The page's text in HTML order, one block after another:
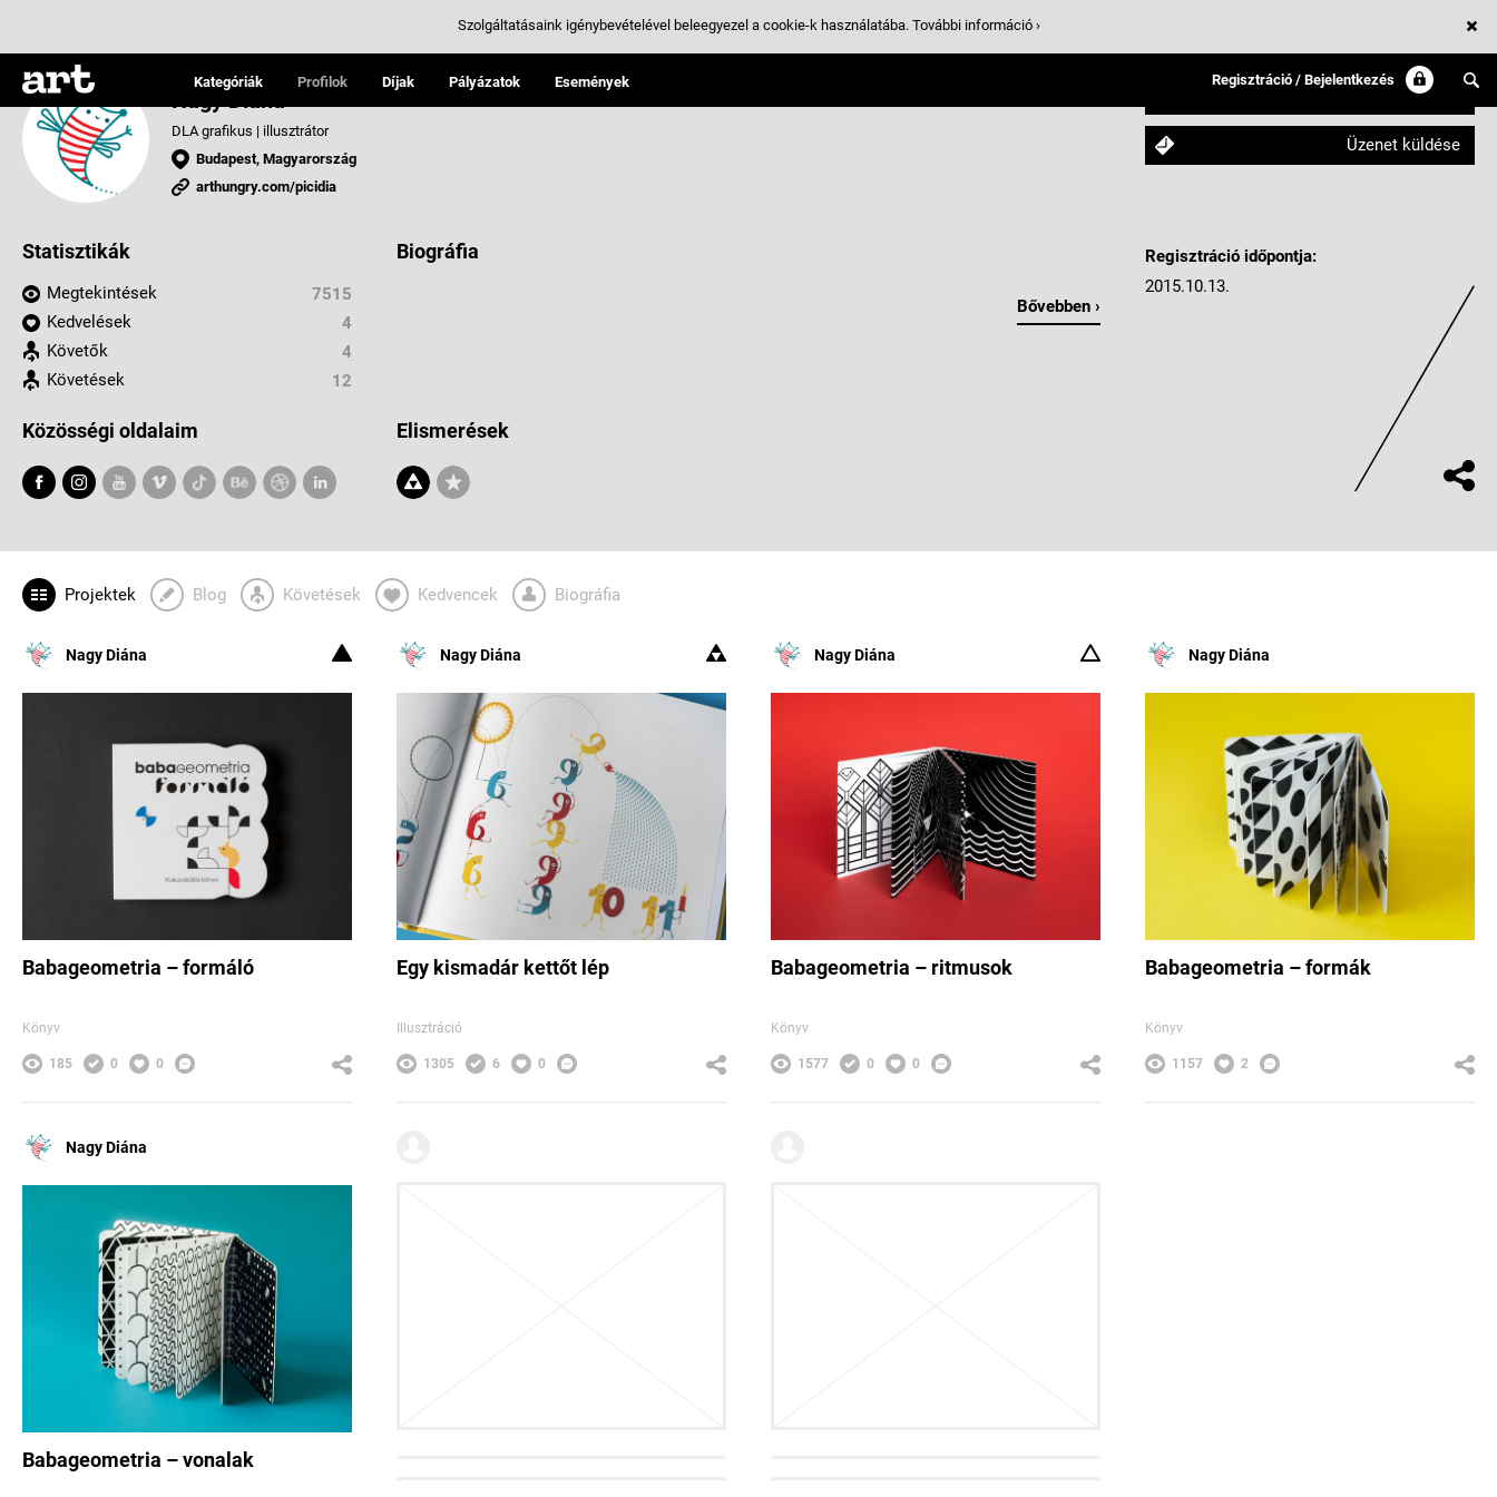
Kategóriák Profilok Díjak Pályázatok Események Regisztráció / Bejelentkezés
Nagy Diána
DLA grafikus | illusztrátor
Budapest, Magyarország
arthungry.com/picidia
Követem
Üzenet küldése
Statisztikák
Megtekintések
7515
Kedvelések
4
Követők
4
Követések
12
Biográfia
Bővebben ›
Közösségi oldalaim Elismerések
Regisztráció időpontja:
2015.10.13.
Projektek Blog Követések Kedvencek Biográfia
Nagy Diána
Babageometria – formáló
Könyv
185 0 0
Nagy Diána
Egy kismadár kettőt lép
Illusztráció
1305 6 0
Nagy Diána
Babageometria – ritmusok
Könyv
1577 0 0
Nagy Diána
Babageometria – formák
Könyv
1157 2
Nagy Diána
Babageometria – vonalak
Szolgáltatásaink igénybevételével beleegyezel a cookie-k használatába. További információ ›